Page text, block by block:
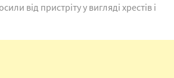
від пристріту у вигляді хрестів і